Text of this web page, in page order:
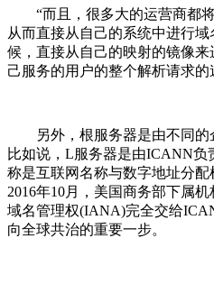
“而且，很多大的运营商都将
从而直接从自己的系统中进行
候，直接从自己的映射的镜像
己服务的用户的整个解析请求的
另外，根服务器是由不同的
比如说，L服务器是由ICANN负
称是互联网名称与数字地址分配
2016年10月，美国商务部下属
域名管理权(IANA)完全交给
向全球共治的重要一步。